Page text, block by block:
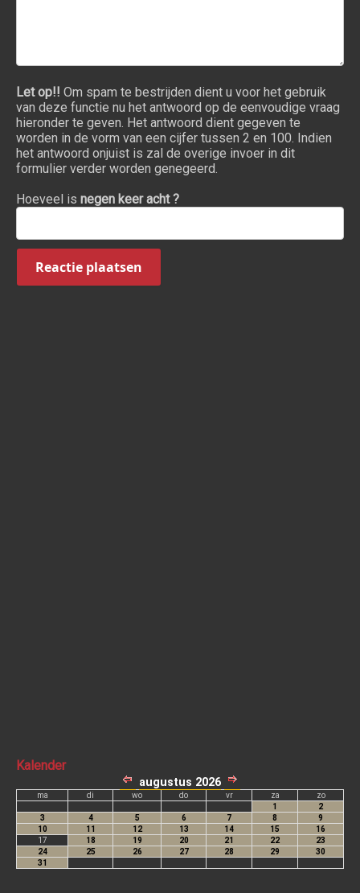
Let op!! Om spam te bestrijden dient u voor het gebruik
van deze functie nu het antwoord op de eenvoudige vraag
hieronder te geven. Het antwoord dient gegeven te
worden in de vorm van een cijfer tussen 2 en 100. Indien
het antwoord onjuist is zal de overige invoer in dit
formulier verder worden genegeerd.
Hoeveel is negen keer acht ?
Reactie plaatsen
Kalender